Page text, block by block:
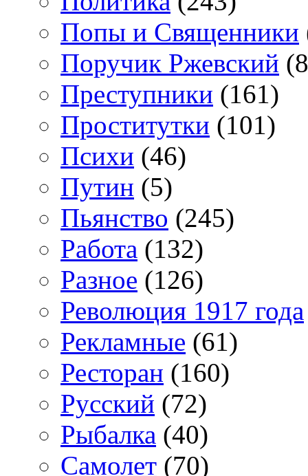
Попы и Священники
Поручик Ржевский
Преступники (161)
Проститутки (101)
Психи (46)
Путин (5)
Пьянство (245)
Работа (132)
Разное (126)
Революция 1917 года
Рекламные (61)
Ресторан (160)
Русский (72)
Рыбалка (40)
Самолет (70)